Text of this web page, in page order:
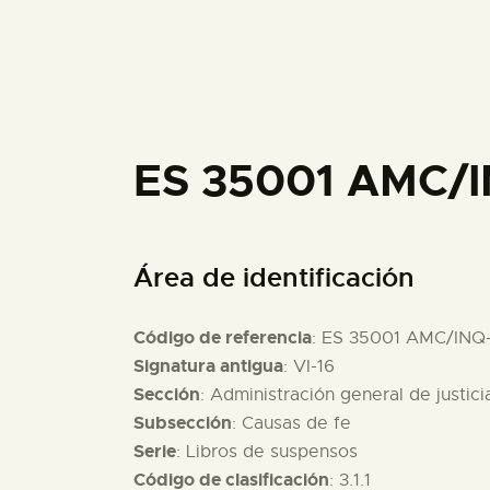
ES 35001 AMC/
Área de identificación
Código de referencia: ES 35001 AMC/
Signatura antigua: VI-16
Sección: Administración general de
Subsección: Causas de fe
Serie: Libros de suspensos
Código de clasificación: 3.1.1